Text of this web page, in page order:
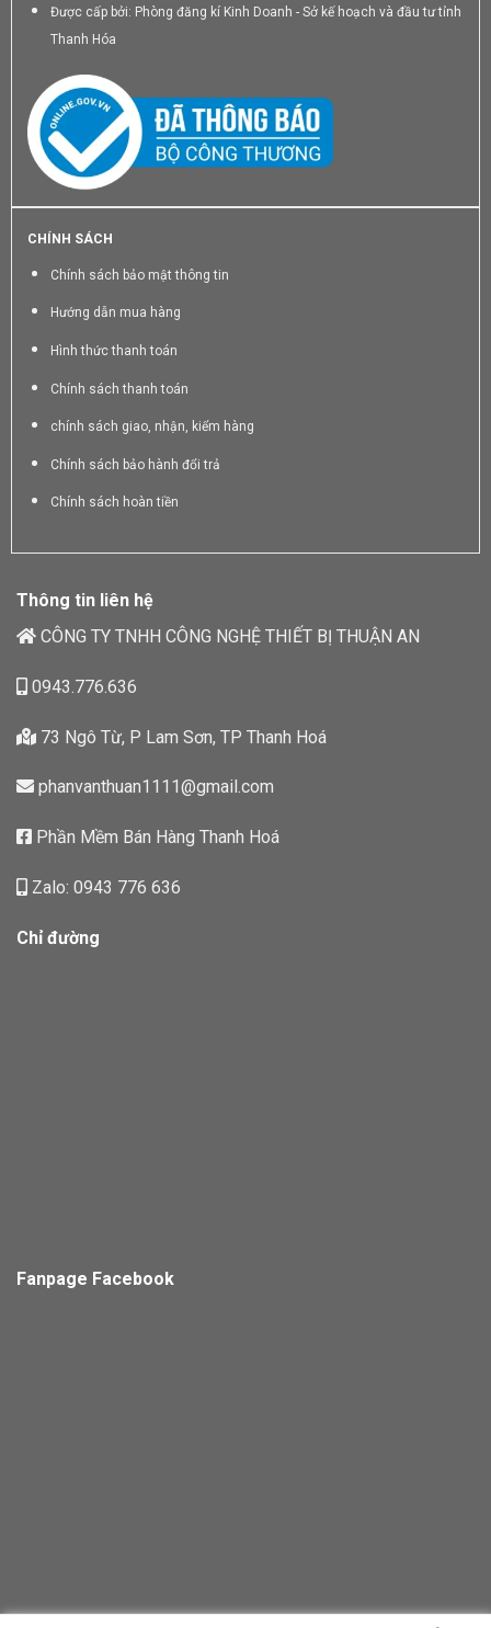
Được cấp bởi: Phòng đăng kí Kinh Doanh - Sở kế hoạch và đầu tư tỉnh
Thanh Hóa
CHÍNH SÁCH
Chính sách bảo mật thông tin
Hướng dẫn mua hàng
Hình thức thanh toán
Chính sách thanh toán
chính sách giao, nhận, kiểm hàng
Chính sách bảo hành đổi trả
Chính sách hoàn tiền
Thông tin liên hệ
CÔNG TY TNHH CÔNG NGHỆ THIẾT BỊ THUẬN AN
0943.776.636
73 Ngô Từ, P Lam Sơn, TP Thanh Hoá
phanvanthuan1111@gmail.com
Phần Mềm Bán Hàng Thanh Hoá
Zalo: 0943 776 636
Chỉ đường
Fanpage Facebook